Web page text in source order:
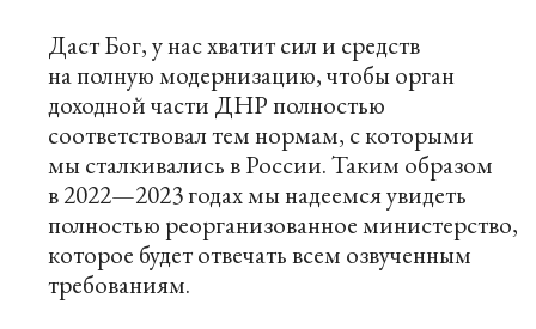
Даст Бог, у нас хватит сил и средств
на полную модернизацию, чтобы орган
доходной части ДНР полностью
соответствовал тем нормам, с которыми
мы сталкивались в России. Таким образом
в 2022—2023 годах мы надеемся увидеть
полностью реорганизованное министерство,
которое будет отвечать всем озвученным
требованиям.